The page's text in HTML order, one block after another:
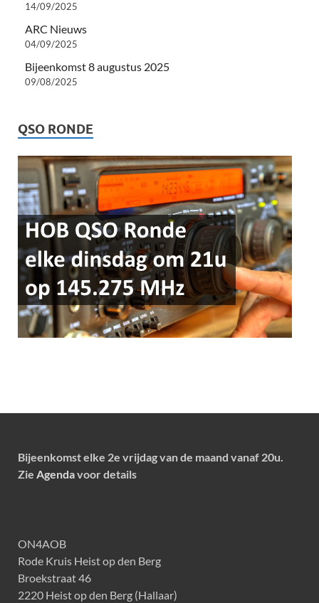
14/09/2025
ARC Nieuws
04/09/2025
Bijeenkomst 8 augustus 2025
09/08/2025
QSO RONDE
Bijeenkomst elke 2e vrijdag van de maand vanaf 20u.
Zie Agendavoor details
ON4AOB
Rode Kruis Heist op den Berg
Broekstraat 46
2220 Heist op den Berg (Hallaar)